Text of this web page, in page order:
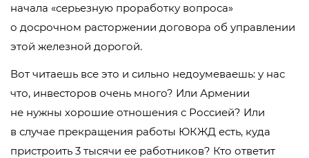
начала «серьезную проработку вопроса»
о досрочном расторжении договора об управлении
этой железной дорогой.
Вот читаешь все это и сильно недоумеваешь: у нас
что, инвесторов очень много? Или Армении
не нужны хорошие отношения с Россией? Или
в случае прекращения работы ЮКЖД есть, куда
пристроить 3 тысячи ее работников? Кто ответит